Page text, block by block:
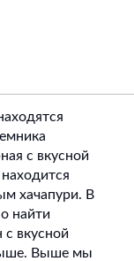
с вкусной
хачапури. В
найти
с вкусной
Выше мы